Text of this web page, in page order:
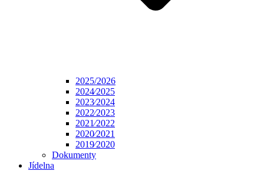
2025/2026
2024⁄2025
2023⁄2024
2022⁄2023
2021⁄2022
2020⁄2021
2019⁄2020
Dokumenty
Jídelna